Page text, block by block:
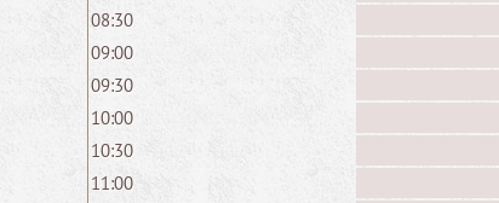
08:30
09:00
09:30
10:00
10:30
11:00